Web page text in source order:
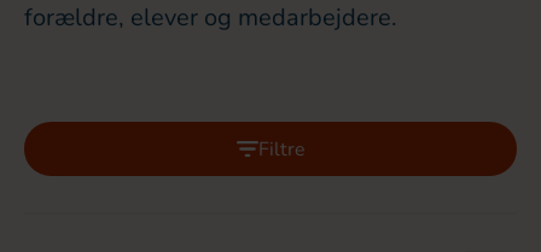
forældre, elever og medarbejdere.
Filtre